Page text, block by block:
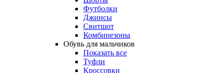
Футболки
Джинсы
Свитшот
Комбинезоны
Обувь для мальчиков
Показать все
Туфли
Кроссовки